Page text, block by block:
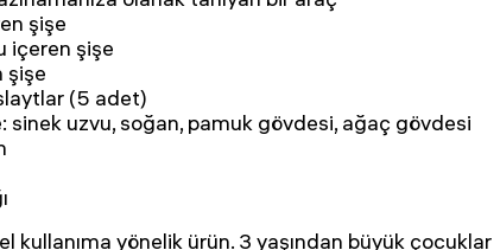
şişe
içeren şişe
şişe
(5 adet)
sinek uzvu, soğan, pamuk gövdesi, ağaç gövdesi
kullanıma yönelik ürün. 3 yaşından büyük çocuklar